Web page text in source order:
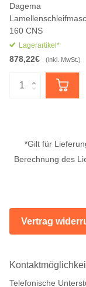
Dagema
160 CNS
Lagerartikel*
878,22€ (inkl. MwSt.)
*Gilt für
Berechnung des
Vertrag
Telefonische